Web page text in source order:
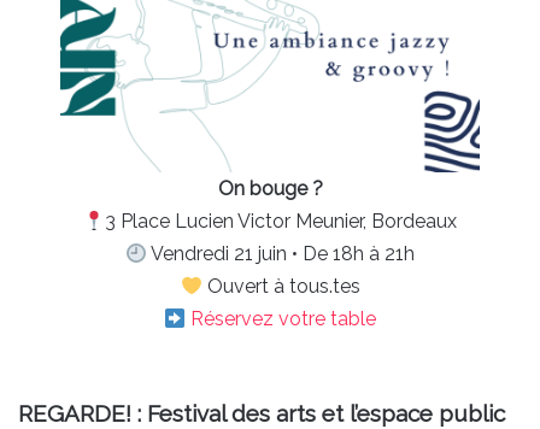
On bouge ?
3 Place Lucien Victor Meunier, Bordeaux
Vendredi 21 juin • De 18h à 21h
Ouvert à tous.tes
Réservez votre table
REGARDE! : Festival des arts et l’espace public